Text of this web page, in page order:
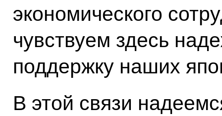
экономического
чувствуем здесь
поддержку наших
В этой связи